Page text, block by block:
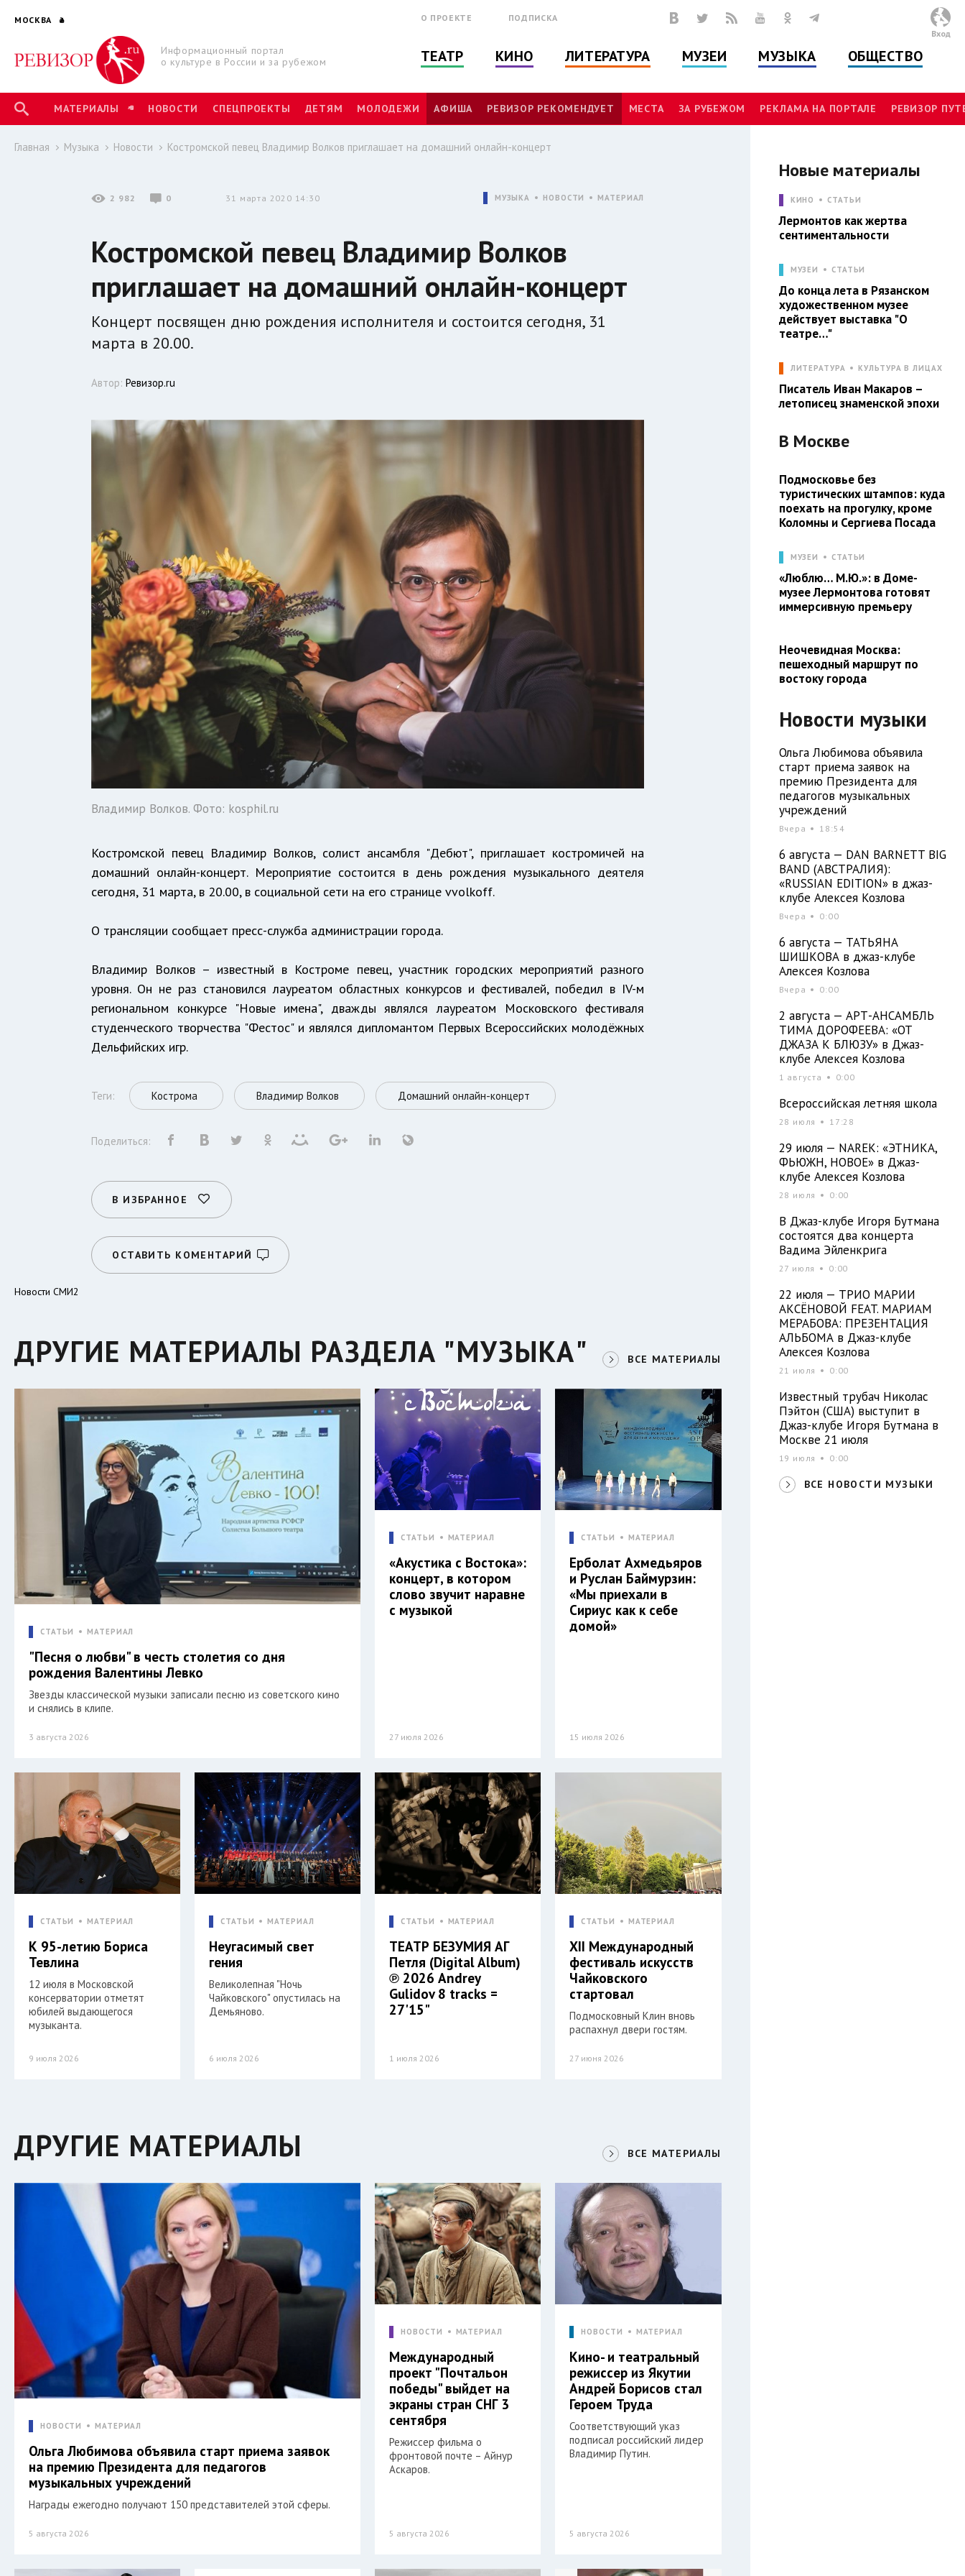
МОСКВА
Информационный портал
о культуре в России и за рубежом
О ПРОЕКТЕ ПОДПИСКА
ТЕАТР КИНО ЛИТЕРАТУРА МУЗЕИ МУЗЫКА ОБЩЕСТВО
Вход
МАТЕРИАЛЫ НОВОСТИ СПЕЦПРОЕКТЫ ДЕТЯМ МОЛОДЕЖИ АФИША РЕВИЗОР РЕКОМЕНДУЕТ МЕСТА ЗА РУБЕЖОМ РЕКЛАМА НА ПОРТАЛЕ РЕВИЗОР
Главная Музыка Новости Костромской певец Владимир Волков приглашает на домашний онлайн-концерт
2 982 0 31 марта 2020 14:30 МУЗЫКА НОВОСТИ МАТЕРИАЛ
Костромской певец Владимир Волков
приглашает на домашний онлайн-концерт
Концерт посвящен дню рождения исполнителя и состоится сегодня, 31
марта в 20.00.
Автор:Ревизор.ru
Владимир Волков. Фото: kosphil.ru
Костромской певец Владимир Волков, солист ансамбля "Дебют", приглашает костромичей на
домашний онлайн-концерт. Мероприятие состоится в день рождения музыкального деятеля
сегодня, 31 марта, в 20.00, в социальной сети на его странице vvolkoff.
О трансляции сообщает пресс-служба администрации города.
Владимир Волков – известный в Костроме певец, участник городских мероприятий разного
уровня. Он не раз становился лауреатом областных конкурсов и фестивалей, победил в IV-м
региональном конкурсе "Новые имена", дважды являлся лауреатом Московского фестиваля
студенческого творчества "Фестос" и являлся дипломантом Первых Всероссийских молодёжных
Дельфийских игр.
Теги: Кострома Владимир Волков Домашний онлайн-концерт
Поделиться:
В ИЗБРАННОЕ
ОСТАВИТЬ КОМЕНТАРИЙ
Новости СМИ2
ДРУГИЕ МАТЕРИАЛЫ РАЗДЕЛА "МУЗЫКА" ВСЕ МАТЕРИАЛЫ
СТАТЬИ МАТЕРИАЛ
"Песня о любви" в честь столетия со дня
рождения Валентины Левко
Звезды классической музыки записали песню из советского кино
и снялись в клипе.
3 августа 2026
СТАТЬИ МАТЕРИАЛ
«Акустика с Востока»:
концерт, в котором
слово звучит наравне
с музыкой
27 июля 2026
СТАТЬИ МАТЕРИАЛ
Ерболат Ахмедьяров
и Руслан Баймурзин:
«Мы приехали в
Сириус как к себе
домой»
15 июля 2026
СТАТЬИ МАТЕРИАЛ
К 95-летию Бориса
Тевлина
12 июля в Московской
консерватории отметят
юбилей выдающегося
музыканта.
9 июля 2026
СТАТЬИ МАТЕРИАЛ
Неугасимый свет
гения
Великолепная "Ночь
Чайковского" опустилась на
Демьяново.
6 июля 2026
СТАТЬИ МАТЕРИАЛ
ТЕАТР БЕЗУМИЯ АГ
Петля (Digital Album)
℗ 2026 Andrey
Gulidov 8 tracks =
27'15"
1 июля 2026
СТАТЬИ МАТЕРИАЛ
XII Международный
фестиваль искусств
Чайковского
стартовал
Подмосковный Клин вновь
распахнул двери гостям.
27 июня 2026
ДРУГИЕ МАТЕРИАЛЫ ВСЕ МАТЕРИАЛЫ
НОВОСТИ МАТЕРИАЛ
Ольга Любимова объявила старт приема заявок
на премию Президента для педагогов
музыкальных учреждений
Награды ежегодно получают 150 представителей этой сферы.
5 августа 2026
НОВОСТИ МАТЕРИАЛ
Международный
проект "Почтальон
победы" выйдет на
экраны стран СНГ 3
сентября
Режиссер фильма о
фронтовой почте – Айнур
Аскаров.
5 августа 2026
НОВОСТИ МАТЕРИАЛ
Кино- и театральный
режиссер из Якутии
Андрей Борисов стал
Героем Труда
Соответствующий указ
подписал российский лидер
Владимир Путин.
5 августа 2026
Новые материалы
КИНО СТАТЬИ
Лермонтов как жертва
сентиментальности
МУЗЕИ СТАТЬИ
До конца лета в Рязанском
художественном музее
действует выставка "О
театре…"
ЛИТЕРАТУРА КУЛЬТУРА В ЛИЦАХ
Писатель Иван Макаров –
летописец знаменской эпохи
В Москве
Подмосковье без
туристических штампов: куда
поехать на прогулку, кроме
Коломны и Сергиева Посада
МУЗЕИ СТАТЬИ
«Люблю… М.Ю.»: в Доме-
музее Лермонтова готовят
иммерсивную премьеру
Неочевидная Москва:
пешеходный маршрут по
востоку города
Новости музыки
Ольга Любимова объявила
старт приема заявок на
премию Президента для
педагогов музыкальных
учреждений
Вчера 18:54
6 августа — DAN BARNETT BIG
BAND (АВСТРАЛИЯ):
«RUSSIAN EDITION» в джаз-
клубе Алексея Козлова
Вчера 0:00
6 августа — ТАТЬЯНА
ШИШКОВА в джаз-клубе
Алексея Козлова
Вчера 0:00
2 августа — АРТ-АНСАМБЛЬ
ТИМА ДОРОФЕЕВА: «ОТ
ДЖАЗА К БЛЮЗУ» в Джаз-
клубе Алексея Козлова
1 августа 0:00
Всероссийская летняя школа
28 июля 17:28
29 июля — NAREK: «ЭТНИКА,
ФЬЮЖН, НОВОЕ» в Джаз-
клубе Алексея Козлова
28 июля 0:00
В Джаз-клубе Игоря Бутмана
состоятся два концерта
Вадима Эйленкрига
27 июля 0:00
22 июля — ТРИО МАРИИ
АКСЁНОВОЙ FEAT. МАРИАМ
МЕРАБОВА: ПРЕЗЕНТАЦИЯ
АЛЬБОМА в Джаз-клубе
Алексея Козлова
21 июля 0:00
Известный трубач Николас
Пэйтон (США) выступит в
Джаз-клубе Игоря Бутмана в
Москве 21 июля
19 июля 0:00
ВСЕ НОВОСТИ МУЗЫКИ